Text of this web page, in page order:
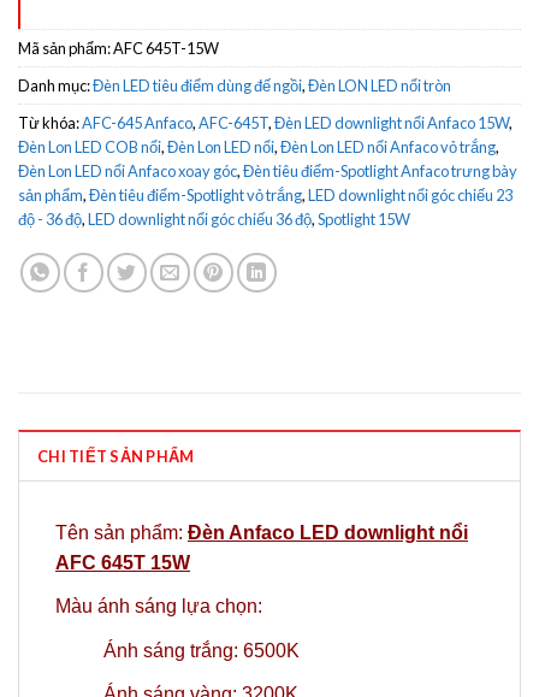
Mã sản phẩm:AFC 645T-15W
Danh mục:Đèn LED tiêu điểm dùng đế ngồi,Đèn LON LED nổi tròn
Từ khóa:AFC-645 Anfaco,AFC-645T,Đèn LED downlight nổi Anfaco 15W,
Đèn Lon LED COB nổi,Đèn Lon LED nổi,Đèn Lon LED nổi Anfaco vỏ trắng,
Đèn Lon LED nổi Anfaco xoay góc,Đèn tiêu điểm-Spotlight Anfaco trưng bày
sản phẩm,Đèn tiêu điểm-Spotlight vỏ trắng,LED downlight nổi góc chiếu 23
độ - 36 độ,LED downlight nổi góc chiếu 36 độ,Spotlight 15W
CHI TIẾT SẢN PHẨM
Tên sản phẩm: Đèn Anfaco LED downlight nổi
AFC 645T 15W
Màu ánh sáng lựa chọn:
Ánh sáng trắng: 6500K